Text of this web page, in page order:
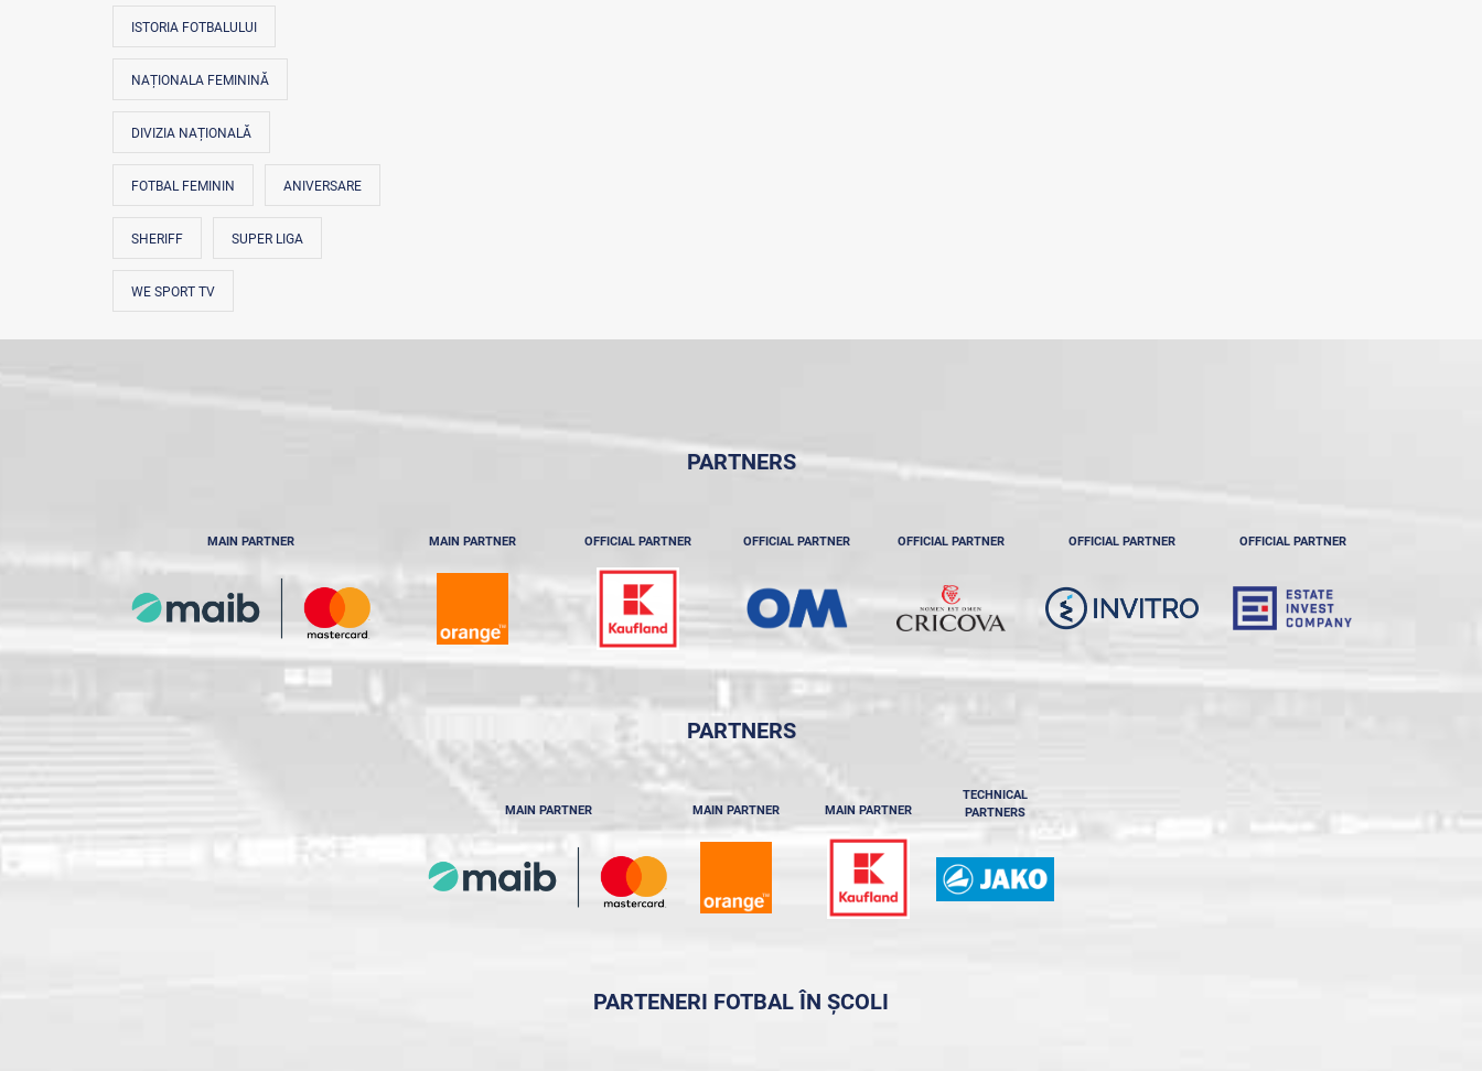
ISTORIA FOTBALULUI
NAȚIONALA FEMININĂ
DIVIZIA NAȚIONALĂ
FOTBAL FEMININ ANIVERSARE
SHERIFF SUPER LIGA
WE SPORT TV
PARTNERS
MAIN PARTNER MAIN PARTNER OFFICIAL PARTNER OFFICIAL PARTNER OFFICIAL PARTNER OFFICIAL PARTNER OFFICIAL PARTNER
PARTNERS
MAIN PARTNER MAIN PARTNER MAIN PARTNER
TECHNICAL
PARTNERS
PARTENERI FOTBAL ÎN ȘCOLI